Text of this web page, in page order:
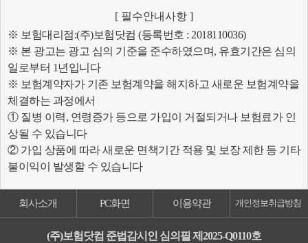
[ 필수안내사항 ]
※ 보험대리점:(주)보험닷컴 (등록번호 : 2018110036)
※ 본 광고는 광고 심의 기준을 준수하였으며, 유효기간은 심의
일로부터 1년입니다
※ 보험계약자가 기존 보험계약을 해지하고 새로운 보험계약을
체결하는 과정에서
① 질병 이력, 연령증가 등으로 가입이 거절되거나 보험료가 인
상될 수 있습니다
② 가입 상품에 따라 새로운 면책기간 적용 및 보장 제한 등 기타
불이익이 발생할 수 있습니다
회사소개 PC화면 이용약관 개인정보취급방침
(주)보험닷컴 준법감시인 심의필 제2025-Q0110호